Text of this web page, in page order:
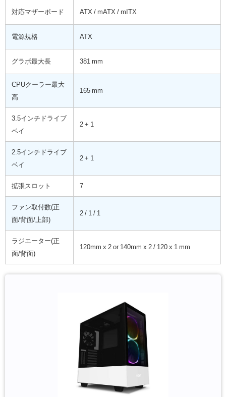
対応マザーボード ATX / mATX / mITX
電源規格 ATX
グラボ最大長 381 mm
CPUクーラー最大
高
165 mm
3.5インチドライブ
ベイ
2 + 1
2.5インチドライブ
ベイ
2 + 1
拡張スロット 7
ファン取付数(正
面/背面/上部)
2 / 1 / 1
ラジエーター(正
面/背面)
120mm x 2 or 140mm x 2 / 120 x 1 mm